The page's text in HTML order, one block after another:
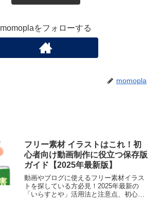
momoplaをフォローする
momopla
フリー素材 イラストはこれ！初
心者向け動画制作に役立つ保存版
ガイド【2025年最新版】
動画やブログに使えるフリー素材イラス
トを探している方必見！2025年最新の
「いらすとや」活用法と注意点、初心者